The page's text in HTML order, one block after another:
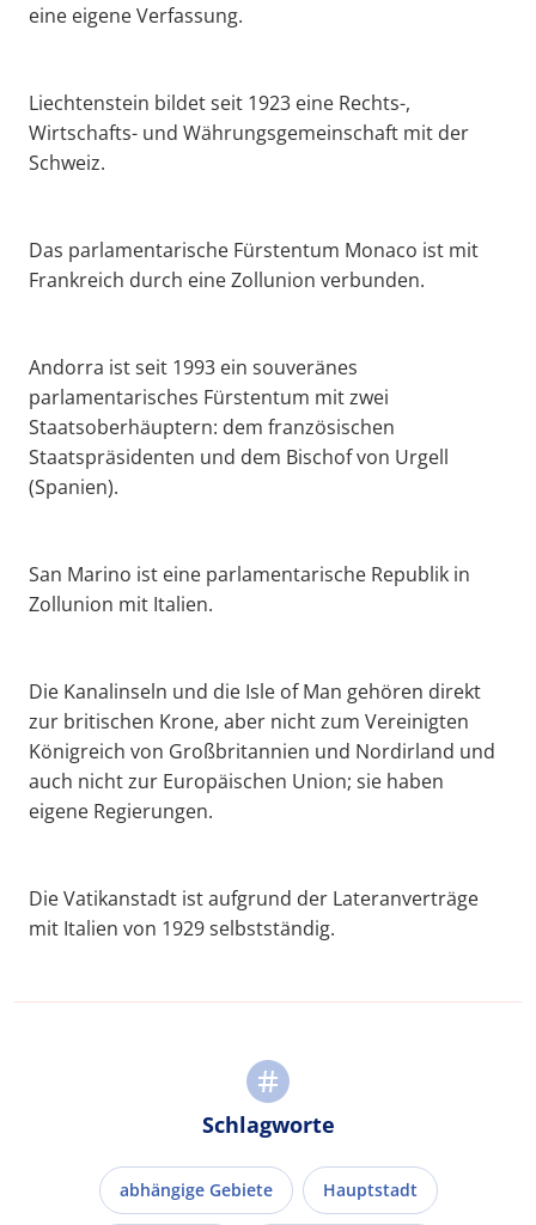
eine eigene Verfassung.
Liechtenstein bildet seit 1923 eine Rechts-,
Wirtschafts- und Währungsgemeinschaft mit der
Schweiz.
Das parlamentarische Fürstentum Monaco ist mit
Frankreich durch eine Zollunion verbunden.
Andorra ist seit 1993 ein souveränes
parlamentarisches Fürstentum mit zwei
Staatsoberhäuptern: dem französischen
Staatspräsidenten und dem Bischof von Urgell
(Spanien).
San Marino ist eine parlamentarische Republik in
Zollunion mit Italien.
Die Kanalinseln und die Isle of Man gehören direkt
zur britischen Krone, aber nicht zum Vereinigten
Königreich von Großbritannien und Nordirland und
auch nicht zur Europäischen Union; sie haben
eigene Regierungen.
Die Vatikanstadt ist aufgrund der Lateranverträge
mit Italien von 1929 selbstständig.
Schlagworte
abhängige Gebiete Hauptstadt